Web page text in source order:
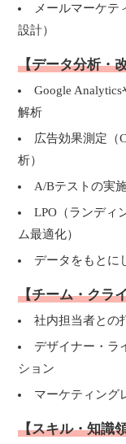
メールマーケテ
設計）
【データ分析・
Google Analytics
解析
広告効果測定（
析）
A/Bテストの実
LPO（ランディ
ム最適化）
データをもとに
【チーム・クラ
社内担当者との
デザイナー・ラ
ション
マーケティング
【スキル・知識